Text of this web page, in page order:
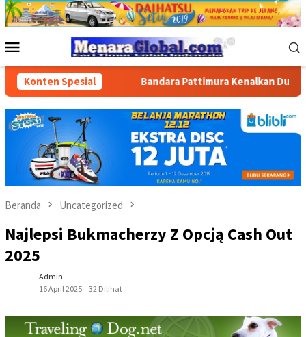
Loncat
ke
Mobile
Konten Spesial
Masohi Bandara Pattimura Kenalkan Dunia
Beranda Uncategorized
Najlepsi Bukmacherzy Z Opcją Cash Out
2025
Admin
16 April 2025
32 Dilihat